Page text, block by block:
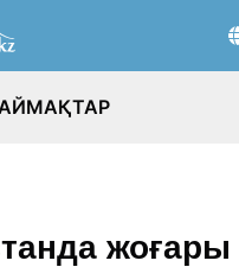
жоғары